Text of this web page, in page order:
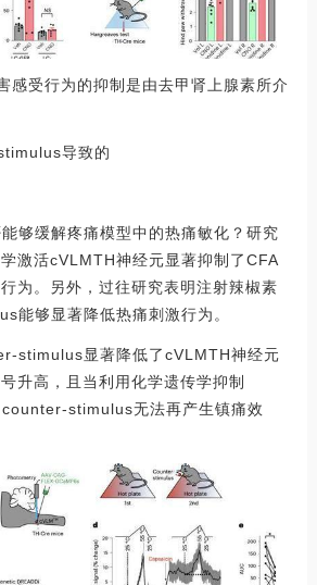
感受行为的抑制是由去甲肾上腺素所介
导致的
够缓解疼痛模型中的热痛敏化？研究
激活cVLMTH神经元显著抑制了CFA
为。另外，过往研究表明注射辣椒素
能够显著降低热痛刺激行为。
stimulus显著降低了cVLMTH神经元
升高，且当利用化学遗传学抑制
stimulus无法再产生镇痛效